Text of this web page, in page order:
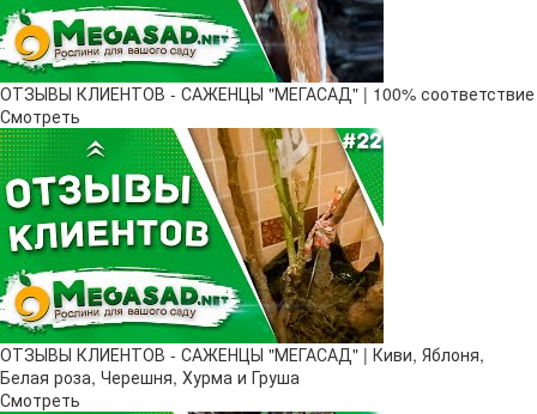
ОТЗЫВЫ КЛИЕНТОВ - САЖЕНЦЫ "МЕГАСАД" | 100% соответствие
Смотреть
ОТЗЫВЫ КЛИЕНТОВ - САЖЕНЦЫ "МЕГАСАД" | Киви, Яблоня,
Белая роза, Черешня, Хурма и Груша
Смотреть